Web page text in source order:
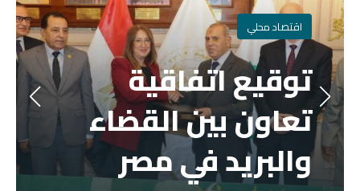
اقتصاد محلي
توقيع اتفاقية
تعاون بين القضاء
والبريد في مصر